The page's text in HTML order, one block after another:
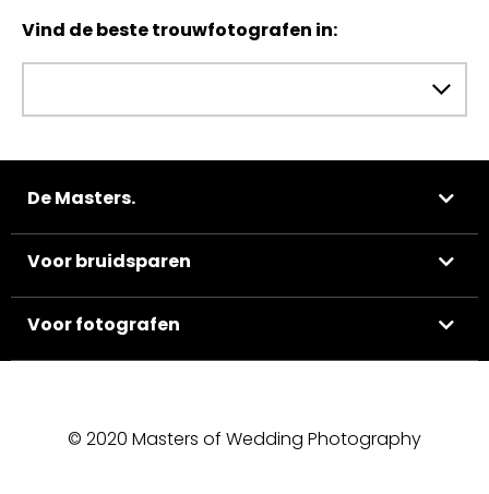
Vind de beste trouwfotografen in:
De Masters.
Voor bruidsparen
Voor fotografen
© 2020 Masters of Wedding Photography